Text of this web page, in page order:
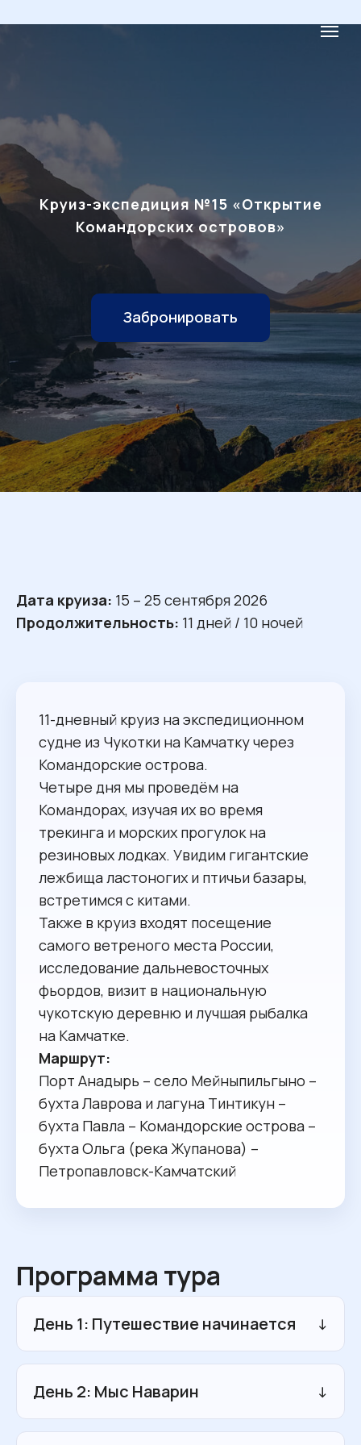
Круиз-экспедиция №15 «Открытие
Командорских островов»
Забронировать
Дата круиза: 15 – 25 сентября 2026
Продолжительность: 11 дней / 10 ночей
11-дневный круиз на экспедиционном
судне из Чукотки на Камчатку через
Командорские острова.
Четыре дня мы проведём на
Командорах, изучая их во время
трекинга и морских прогулок на
резиновых лодках. Увидим гигантские
лежбища ластоногих и птичьи базары,
встретимся с китами.
Также в круиз входят посещение
самого ветреного места России,
исследование дальневосточных
фьордов, визит в национальную
чукотскую деревню и лучшая рыбалка
на Камчатке.
Маршрут:
Порт Анадырь – село Мейныпильгыно –
бухта Лаврова и лагуна Тинтикун –
бухта Павла – Командорские острова –
бухта Ольга (река Жупанова) –
Петропавловск-Камчатский
Программа тура
День 1: Путешествие начинается
↓
Встречаемся в порту Анадыря и
занимаем каюты на «Профессоре
Выход из порта в 14:00
День 2: Мыс Наварин
↓
Плывём вдоль западного берега